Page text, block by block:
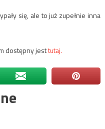
się, ale to już zupełnie inna
dostępny jesttutaj.